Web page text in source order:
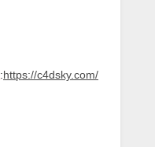
:https://c4dsky.com/